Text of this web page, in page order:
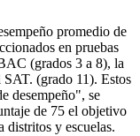
promedio de
en pruebas
(grados 3 a 8), la
(grado 11). Estos
desempeño", se
de 75 el objetivo
distritos y escuelas.